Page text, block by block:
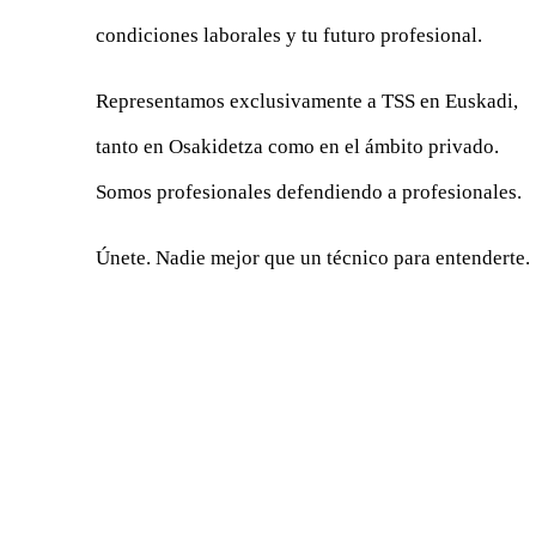
condiciones laborales y tu futuro profesional.
Representamos exclusivamente a TSS en Euskadi,
tanto en Osakidetza como en el ámbito privado.
Somos profesionales defendiendo a profesionales.
Únete. Nadie mejor que un técnico para entenderte.